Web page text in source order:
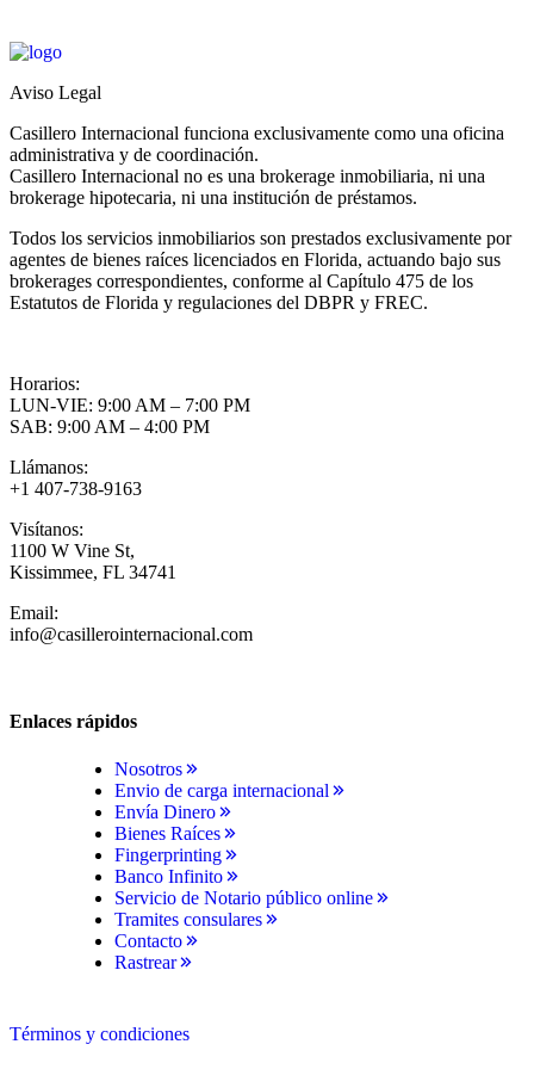
Aviso Legal
Casillero Internacional funciona exclusivamente como una oficina
administrativa y de coordinación.
Casillero Internacional no es una brokerage inmobiliaria, ni una
brokerage hipotecaria, ni una institución de préstamos.
Todos los servicios inmobiliarios son prestados exclusivamente por
agentes de bienes raíces licenciados en Florida, actuando bajo sus
brokerages correspondientes, conforme al Capítulo 475 de los
Estatutos de Florida y regulaciones del DBPR y FREC.
Horarios:
LUN-VIE: 9:00 AM – 7:00 PM
SAB: 9:00 AM – 4:00 PM
Llámanos:
+1 407-738-9163
Visítanos:
1100 W Vine St,
Kissimmee, FL 34741
Email:
info@casillerointernacional.com
Enlaces rápidos
Nosotros
Envio de carga internacional
Envía Dinero
Bienes Raíces
Fingerprinting
Banco Infinito
Servicio de Notario público online
Tramites consulares
Contacto
Rastrear
Términos y condiciones